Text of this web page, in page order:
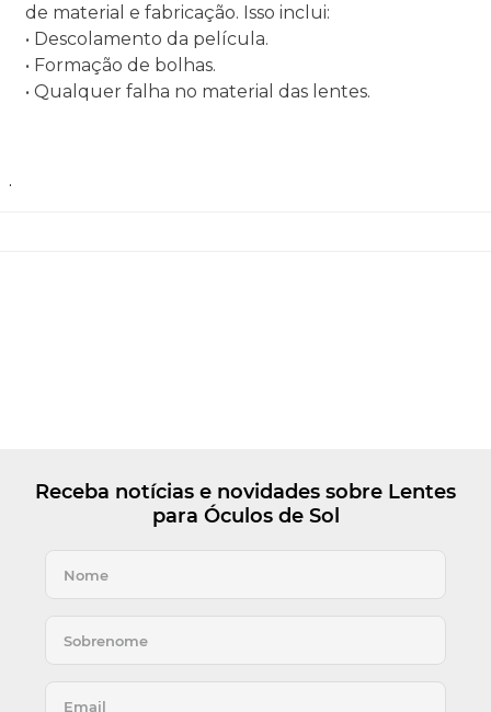
de material e fabricação. Isso inclui:
• Descolamento da película.
• Formação de bolhas.
• Qualquer falha no material das lentes.
.
Receba notícias e novidades sobre Lentes
para Óculos de Sol